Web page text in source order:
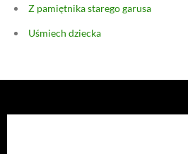
Z pamiętnika starego garusa
Uśmiech dziecka